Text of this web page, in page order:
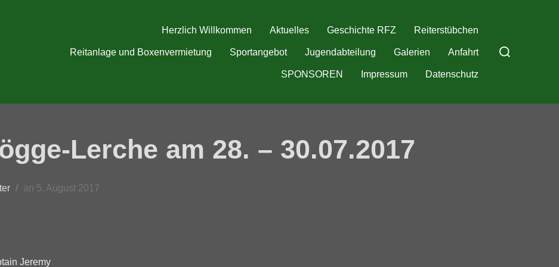
Herzlich Willkommen Aktuelles Geschichte RFZ Reiterstübchen
Reitanlage und Boxenvermietung Sportangebot Jugendabteilung Galerien Anfahrt
SPONSOREN Impressum Datenschutz
Suchen
Lerche am 28. – 30.07.2017
an Veröffentlicht
5. August 2017
Jeremy